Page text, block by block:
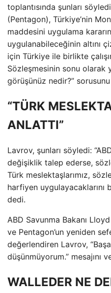
toplantısında şunları
(Pentagon), Türkiye’nin
maddesini uygulama
uygulanabileceğinin altını
için Türkiye ile birlikte
Sözleşmesinin sonu olarak
görüşünüz nedir?” sorusunu
“TÜRK
ANLATTI”
Lavrov, şunları söyledi:
değişiklik talep ederse,
Türk meslektaşlarımız,
harfiyen uygulayacaklarını
dedi.
ABD Savunma Bakanı
ve Pentagon’un yeniden
değerlendiren Lavrov,
düşünmüyorum.” mesajını
WALLEDER NE